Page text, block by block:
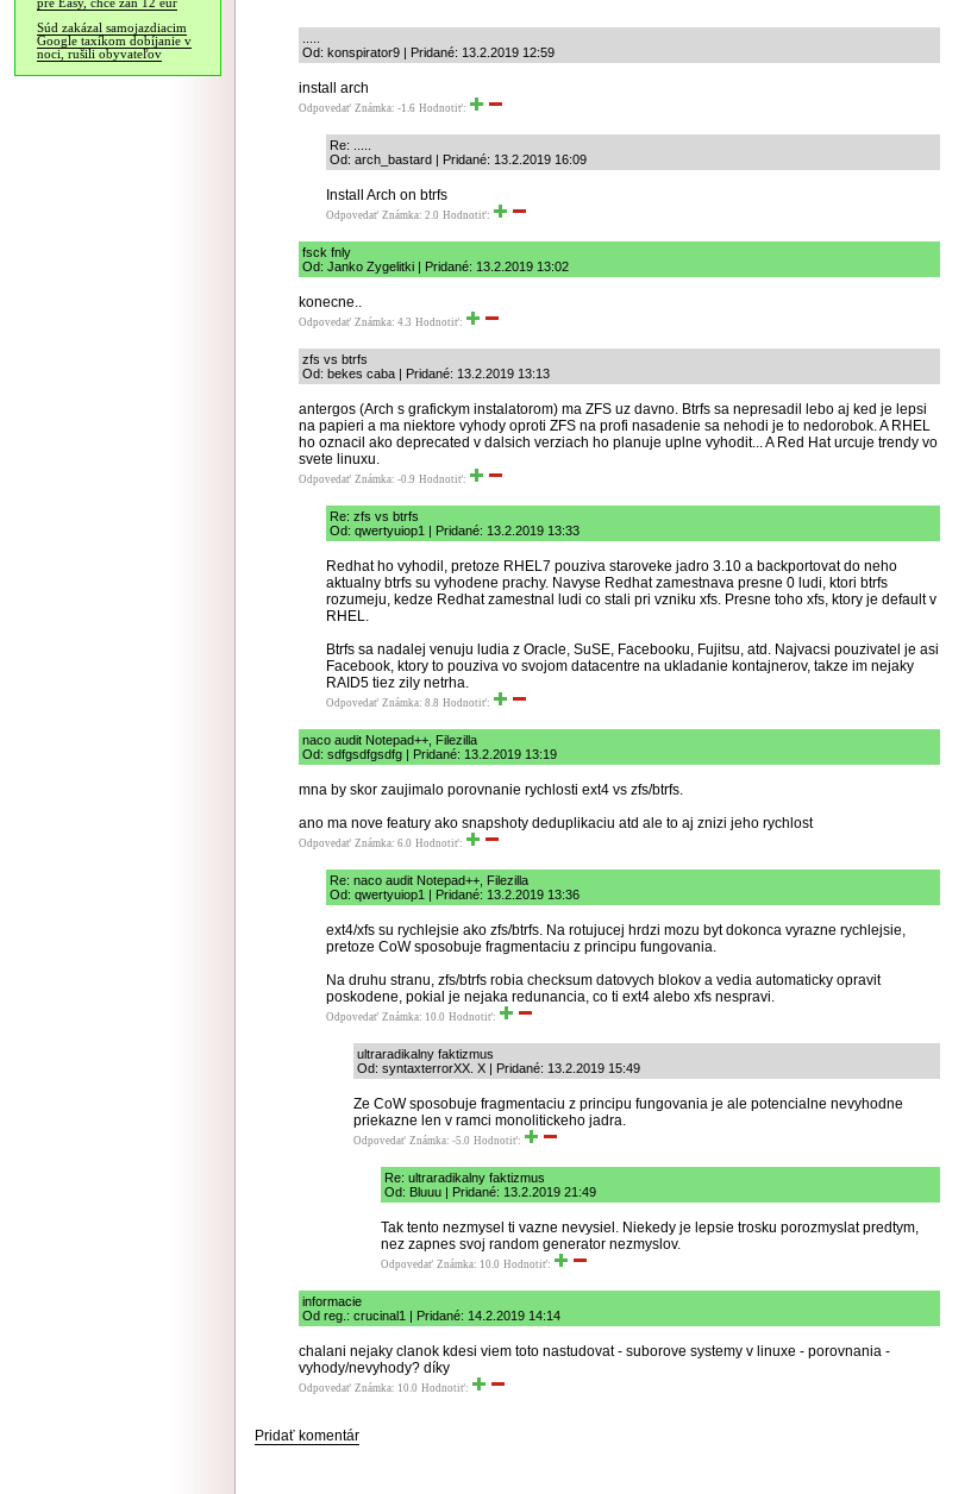
pre Easy, chce zaň 12 eur
Súd zakázal samojazdiacim
Google taxíkom dobíjanie v
noci, rušili obyvateľov
Od: konspirator9 | Pridané: 13.2.2019 12:59
install arch
Odpovedať Známka: -1.6 Hodnotiť:
Re: .....
Od: arch_bastard | Pridané: 13.2.2019 16:09
Install Arch on btrfs
Odpovedať Známka: 2.0 Hodnotiť:
fsck fnly
Od: Janko Zygelitki | Pridané: 13.2.2019 13:02
konecne..
Odpovedať Známka: 4.3 Hodnotiť:
zfs vs btrfs
Od: bekes caba | Pridané: 13.2.2019 13:13
antergos (Arch s grafickym instalatorom) ma ZFS uz davno. Btrfs sa nepresadil lebo aj ked je lepsi
na papieri a ma niektore vyhody oproti ZFS na profi nasadenie sa nehodi je to nedorobok. A RHEL
ho oznacil ako deprecated v dalsich verziach ho planuje uplne vyhodit... A Red Hat urcuje trendy vo
svete linuxu.
Odpovedať Známka: -0.9 Hodnotiť:
Re: zfs vs btrfs
Od: qwertyuiop1 | Pridané: 13.2.2019 13:33
Redhat ho vyhodil, pretoze RHEL7 pouziva staroveke jadro 3.10 a backportovat do neho
aktualny btrfs su vyhodene prachy. Navyse Redhat zamestnava presne 0 ludi, ktori btrfs
rozumeju, kedze Redhat zamestnal ludi co stali pri vzniku xfs. Presne toho xfs, ktory je default v
RHEL.
Btrfs sa nadalej venuju ludia z Oracle, SuSE, Facebooku, Fujitsu, atd. Najvacsi pouzivatel je asi
Facebook, ktory to pouziva vo svojom datacentre na ukladanie kontajnerov, takze im nejaky
RAID5 tiez zily netrha.
Odpovedať Známka: 8.8 Hodnotiť:
naco audit Notepad++, Filezilla
Od: sdfgsdfgsdfg | Pridané: 13.2.2019 13:19
mna by skor zaujimalo porovnanie rychlosti ext4 vs zfs/btrfs.
ano ma nove featury ako snapshoty deduplikaciu atd ale to aj znizi jeho rychlost
Odpovedať Známka: 6.0 Hodnotiť:
Re: naco audit Notepad++, Filezilla
Od: qwertyuiop1 | Pridané: 13.2.2019 13:36
ext4/xfs su rychlejsie ako zfs/btrfs. Na rotujucej hrdzi mozu byt dokonca vyrazne rychlejsie,
pretoze CoW sposobuje fragmentaciu z principu fungovania.
Na druhu stranu, zfs/btrfs robia checksum datovych blokov a vedia automaticky opravit
poskodene, pokial je nejaka redunancia, co ti ext4 alebo xfs nespravi.
Odpovedať Známka: 10.0 Hodnotiť:
ultraradikalny faktizmus
Od: syntaxterrorXX. X | Pridané: 13.2.2019 15:49
Ze CoW sposobuje fragmentaciu z principu fungovania je ale potencialne nevyhodne
priekazne len v ramci monolitickeho jadra.
Odpovedať Známka: -5.0 Hodnotiť:
Re: ultraradikalny faktizmus
Od: Bluuu | Pridané: 13.2.2019 21:49
Tak tento nezmysel ti vazne nevysiel. Niekedy je lepsie trosku porozmyslat predtym,
nez zapnes svoj random generator nezmyslov.
Odpovedať Známka: 10.0 Hodnotiť:
informacie
Od reg.: crucinal1 | Pridané: 14.2.2019 14:14
chalani nejaky clanok kdesi viem toto nastudovat - suborove systemy v linuxe - porovnania -
vyhody/nevyhody? díky
Odpovedať Známka: 10.0 Hodnotiť:
Pridať komentár